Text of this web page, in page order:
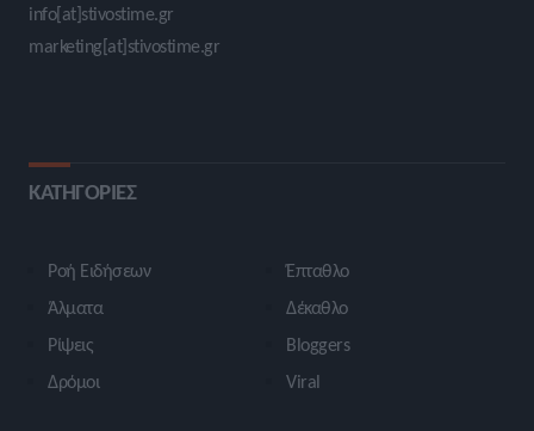
info[at]stivostime.gr
marketing[at]stivostime.gr
ΚΑΤΗΓΟΡΙΕΣ
Ροή Ειδήσεων
Άλματα
Ρίψεις
Δρόμοι
Έπταθλο
Δέκαθλο
Bloggers
Viral